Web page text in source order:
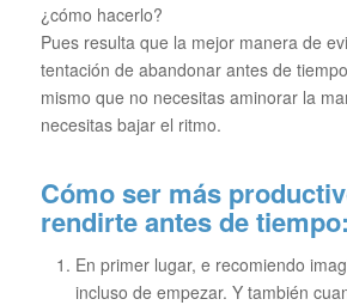
¿cómo hacerlo?
Pues resulta que la mejor manera de
tentación de abandonar antes de
mismo que no necesitas aminorar la
necesitas bajar el ritmo.
Cómo ser más
rendirte antes de tiempo:
En primer lugar, e recomiendo
incluso de empezar. Y también